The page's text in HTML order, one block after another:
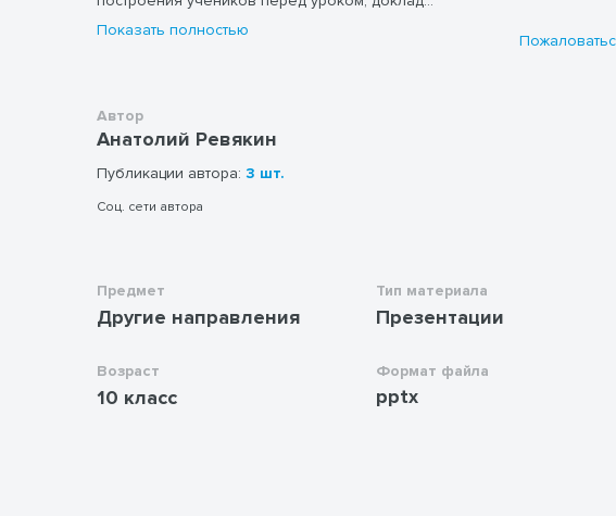
физорга и другие действия в составе группы.
Показать полностью
Автор
Анатолий Ревякин
Публикации автора: 3 шт.
Соц. сети автора
Предмет
Другие направления
Возраст
10 класс
Тип материала
Презентации
Формат файла
pptx